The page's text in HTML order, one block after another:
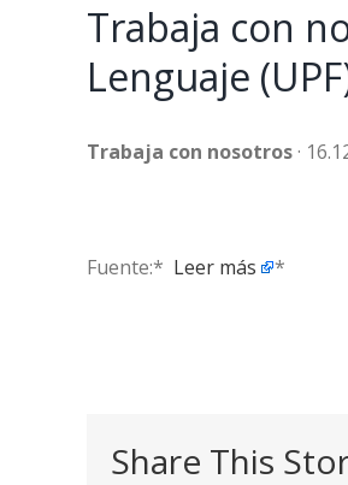
Trabaja con
Lenguaje
Trabaja con nosotros·
Fuente:* ​ Leer más *
Share This